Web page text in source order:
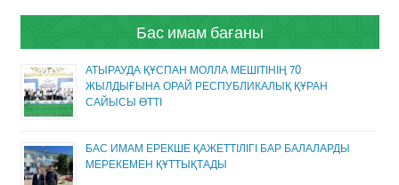
Бас имам бағаны
АТЫРАУДА ҚҰСПАН МОЛЛА МЕШІТІНІҢ 70
ЖЫЛДЫҒЫНА ОРАЙ РЕСПУБЛИКАЛЫҚ ҚҰРАН
САЙЫСЫ ӨТТІ
БАС ИМАМ ЕРЕКШЕ ҚАЖЕТТІЛІГІ БАР БАЛАЛАРДЫ
МЕРЕКЕМЕН ҚҰТТЫҚТАДЫ